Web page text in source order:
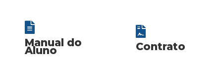
Manual do
Aluno Contrato